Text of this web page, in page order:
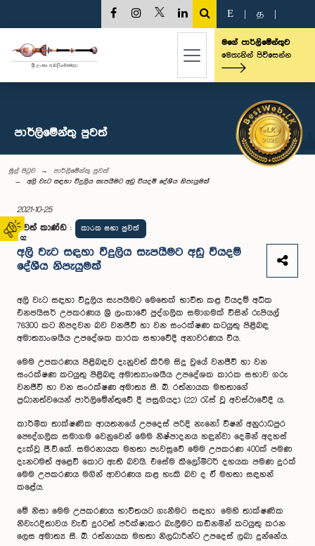
02
E த
මගේ පාර්ලිමේන්තුව
මෙතැනින් පිවිසෙන්න
පාර්ලි‌මේන්තු පුවත්
මුල් පිටුව
පාර්ලි‌මේන්තු පුවත්
අලි වැට සඳහා විදුලිය සැපයීමට අඩු වියදම් දේශීය නිපැයුමක්
2021-10-25
පුවත් කාණ්ඩ : කාරක සභා පුවත්
අලි වැට සඳහා විදුලිය සැපයීමට අඩු වියදම්
දේශීය නිපැයුමක්
අලි වැට සඳහා විදුලිය සැපයීමට මෙතෙක් භාවිත කළ වියදම් අධික
එනජයිසර් උපකරණය ශ්‍රී ලංකාවේ පුද්ගලික සමාගමක් විසින් රුපියල්
76300 කට නිපදවන බව වනජීවී හා වන සංරක්ෂණ කටයුතු පිළිබඳ
අමාත්‍යාංශයීය උපදේශක කාරක සභාවේදී අනාවරණය විය.
මෙම උපකරණය පිළිබඳව දැනුවත් කිරීම සිදු වුයේ වනජීවී හා වන
සංරක්ෂණ කටයුතු පිළිබඳ අමාත්‍යාංශයීය උපදේශක කාරක සභාව ගරු
වනජීවී හා වන සංරක්ෂණ අමාත්‍ය සී. බී. රත්නායක මහතාගේ
ප්‍රධානත්වයෙන් පාර්ලිමේන්තුවේ දී පසුගියදා (22) රැස් වූ අවස්ථාවේදී ය.
කාර්මික තාක්ෂණික ආයතනයේ උපදෙස් පරිදි නැනෝ විෂන් අනුරාධපුර
පෞද්ගලික සමාගම වෙනුවෙන් මෙම නිෂ්පාදනය හඳුන්වා දෙමින් අදහස්
දැක්වූ ජී.වී.කේ. සමරනායක මහතා පැවසුවේ මෙම උපකරණ 400ක් පමණ
දැනටමත් අළෙවි කොට ඇති බවයි. එසේම කිලෝමීටර් දහයක පමණ දුරක්
මෙම උපකරණය මගින් ආවරණය කළ හැකි බව ද ඒ මහතා සඳහන්
කළේය.
මේ නිසා මෙම උපකරණය භාවිතයට ගැනීමට සඳහා මෙහි තාක්ෂණික
නිවැරදිතාවය වැඩි දුරටත් පරීක්ෂාකර බැලීමට කඩිනමින් කටයුතු කරන
ලෙස අමාත්‍ය සී. බී. රත්නායක මහතා නිලධාරීන්ට උපදෙස් ලබා දුන්නේය.